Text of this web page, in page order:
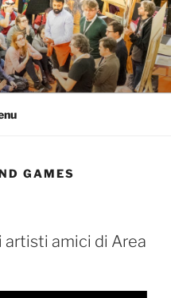
GAMES
amici di Area